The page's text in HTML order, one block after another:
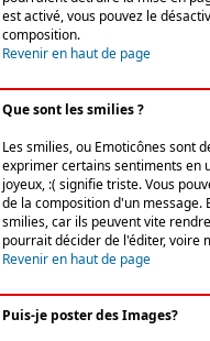
est activé, vous pouvez le
composition.
Revenir en haut de page
Que sont les smilies ?
Les smilies, ou Emoticônes sont
exprimer certains sentiments en
joyeux, :( signifie triste. Vous
de la composition d'un message.
smilies, car ils peuvent vite
pourrait décider de l'éditer, voire
Revenir en haut de page
Puis-je poster des Images?